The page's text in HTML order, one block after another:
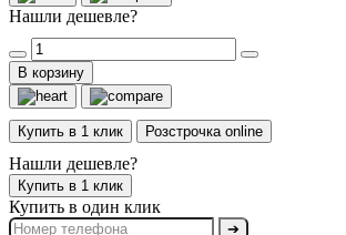
Нашли дешевле?
В корзину
Купить в 1 клик Розстрочка online
Нашли дешевле?
Купить в 1 клик
Купить в один клик
➔